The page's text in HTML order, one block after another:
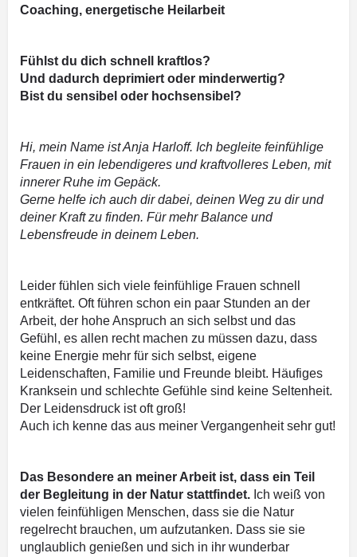
Coaching, energetische Heilarbeit
Fühlst du dich schnell kraftlos?
Und dadurch deprimiert oder minderwertig?
Bist du sensibel oder hochsensibel?
Hi, mein Name ist Anja Harloff. Ich begleite feinfühlige
Frauen in ein lebendigeres und kraftvolleres Leben, mit
innerer Ruhe im Gepäck.
Gerne helfe ich auch dir dabei, deinen Weg zu dir und
deiner Kraft zu finden. Für mehr Balance und
Lebensfreude in deinem Leben.
Leider fühlen sich viele feinfühlige Frauen schnell
entkräftet. Oft führen schon ein paar Stunden an der
Arbeit, der hohe Anspruch an sich selbst und das
Gefühl, es allen recht machen zu müssen dazu, dass
keine Energie mehr für sich selbst, eigene
Leidenschaften, Familie und Freunde bleibt. Häufiges
Kranksein und schlechte Gefühle sind keine Seltenheit.
Der Leidensdruck ist oft groß!
Auch ich kenne das aus meiner Vergangenheit sehr gut!
Das Besondere an meiner Arbeit ist, dass ein Teil
der Begleitung in der Natur stattfindet. Ich weiß von
vielen feinfühligen Menschen, dass sie die Natur
regelrecht brauchen, um aufzutanken. Dass sie sie
unglaublich genießen und sich in ihr wunderbar